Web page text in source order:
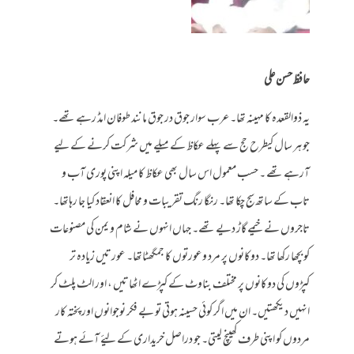
حافظ حسن علی
یہ ذوالقعدہ کا مہینہ تھا۔ عرب سوار جوق در جوق مانند طوفان امڈ رہے تھے۔
جو ہر سال کیطرح حج سے پہلے عکاظ کے میلے میں شرکت کرنے کے لیے
آرہے تھے ۔ حسب معمول اس سال بھی عکاظ کا میلہ اپنی پوری آب و
تاب کے ساتھ سج چکا تھا۔ رنگا رنگ تقریبات و محافل کا انعقاد کیا جا رہاتھا۔
تاجروں نے خیمے گاڑ دیے تھے۔ جہاں انہوں نے شام و یمن کی مصنوعات
کو بچھا رکھا تھا۔ دوکانوں پر مرد وعورتوں کا جمگھٹاتھا۔ عورتیں زیادہ تر
کپڑوں کی دوکانوں پر مختلف بناوٹ کے کپڑے اٹھاتیں ، اور الٹ پلٹ کر
انہیں دیکھتیں۔ ان میں اگر کوئی حسینہ ہوتی تو بے فکر نوجوانوں اور پختہ کار
مردوں کو اپنی طرف کھینچ لیتی۔ جو دراصل خریداری کے لیۓ آئے ہوتے